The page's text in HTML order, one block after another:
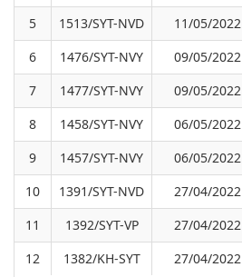
5
1513/SYT-NVD 11/05/2022
6
1476/SYT-NVY 09/05/2022
7
1477/SYT-NVY 09/05/2022
8
1458/SYT-NVY 06/05/2022
9
1457/SYT-NVY 06/05/2022
10
1391/SYT-NVD 27/04/2022
11
1392/SYT-VP 27/04/2022
12
1382/KH-SYT 27/04/2022